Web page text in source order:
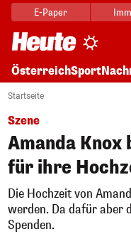
E-Paper
ÖsterreichSport
Startseite
Szene
Amanda
für ihre
Die Hochzeit von
werden. Da dafür aber
Spenden.